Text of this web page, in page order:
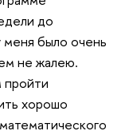
до
меня было очень
не жалею.
хорошо